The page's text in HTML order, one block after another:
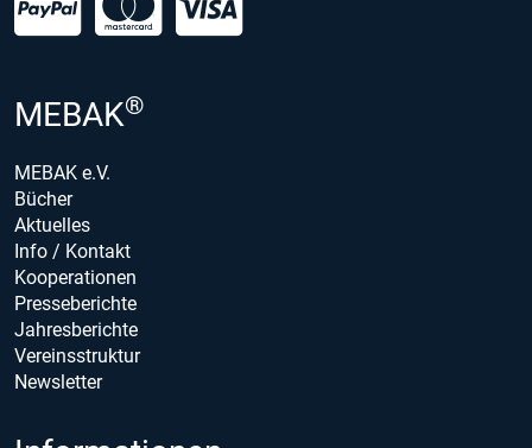
MEBAK®
MEBAK e.V.
Bücher
Aktuelles
Info / Kontakt
Kooperationen
Presseberichte
Jahresberichte
Vereinsstruktur
Newsletter